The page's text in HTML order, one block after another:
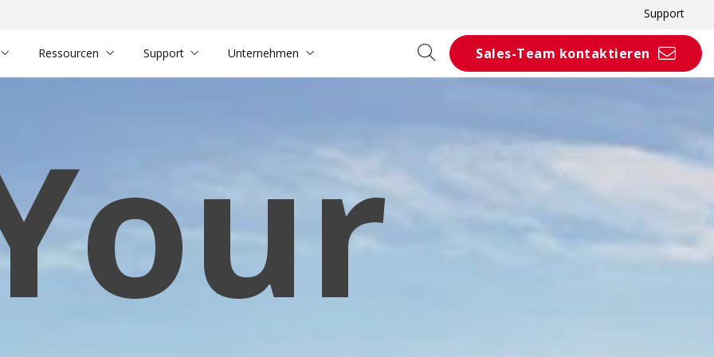
Support
Ressourcen Support Unternehmen Sales-Team kontaktieren